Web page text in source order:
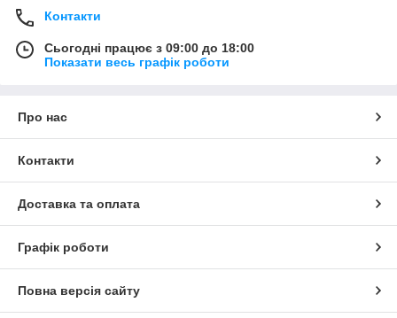
Контакти
Сьогодні працює з 09:00 до 18:00
Показати весь графік роботи
Про нас
Контакти
Доставка та оплата
Графік роботи
Повна версія сайту